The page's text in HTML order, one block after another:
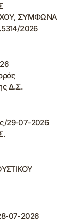
ΣΥΜΦΩΝΑ
2026
Δ.Σ.
29-07-2026
07-2026